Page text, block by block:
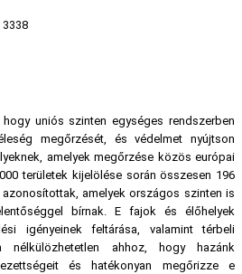
uniós szinten egységes rendszerben
megőrzését, és védelmet nyújtson
amelyek megőrzése közös európai
területek kijelölése során összesen 196
amelyek országos szinten is
bírnak. E fajok és élőhelyek
igényeinek feltárása, valamint térbeli
nélkülözhetetlen ahhoz, hogy hazánk
és hatékonyan megőrizze e